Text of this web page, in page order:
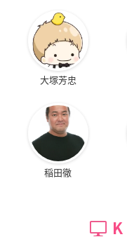
大塚芳忠
稲田徹